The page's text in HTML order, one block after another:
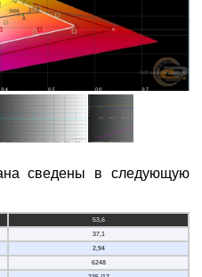
сведены в следующую
53,6
37,1
2,94
6248